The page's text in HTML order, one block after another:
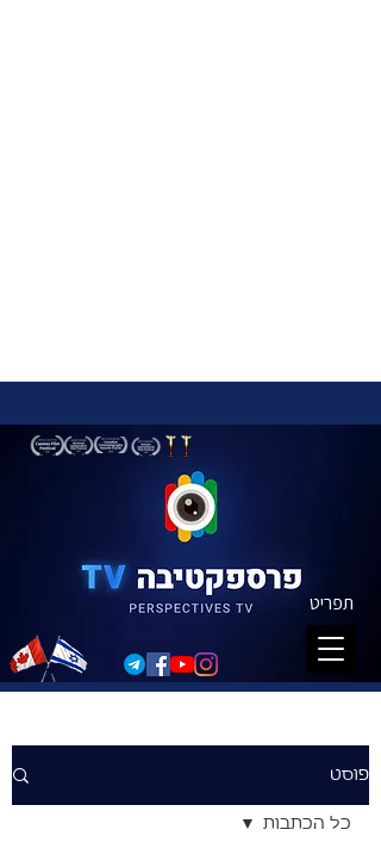
תפריט
פוסט
כל הכתבות